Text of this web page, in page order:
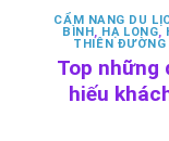
CẨM NANG DU
BÌNH, HẠ LONG,
THIÊN
Top
hiếu